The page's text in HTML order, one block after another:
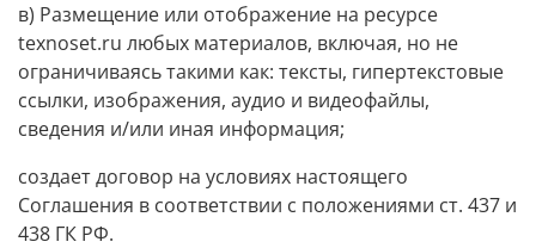
в) Размещение или отображение на ресурсе
texnoset.ru любых материалов, включая, но не
ограничиваясь такими как: тексты, гипертекстовые
ссылки, изображения, аудио и видеофайлы,
сведения и/или иная информация;
создает договор на условиях настоящего
Соглашения в соответствии с положениями ст. 437 и
438 ГК РФ.